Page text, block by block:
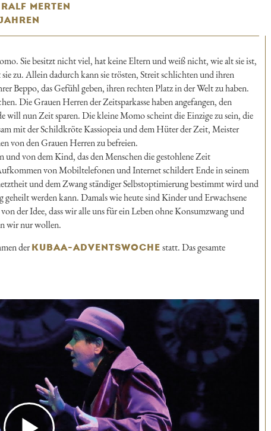
MERTEN
Sie besitzt nicht viel, hat keine Eltern und weiß nicht, wie alt sie ist,
zu. Allein dadurch kann sie trösten, Streit schlichten und ihren
Beppo, das Gefühl geben, ihren rechten Platz in der Welt zu haben.
Die Grauen Herren der Zeitsparkasse haben angefangen, den
will nun Zeit sparen. Die kleine Momo scheint die Einzige zu sein, die
mit der Schildkröte Kassiopeia und dem Hüter der Zeit, Meister
von den Grauen Herren zu befreien.
von dem Kind, das den Menschen die gestohlene Zeit
von Mobiltelefonen und Internet schildert Ende in seinem
und dem Zwang ständiger Selbstoptimierung bestimmt wird und
werden kann. Damals wie heute sind Kinder und Erwachsene
der Idee, dass wir alle uns für ein Leben ohne Konsumzwang und
wir nur wollen.
derKUBAA-ADVENTSWOCHE statt. Das gesamte